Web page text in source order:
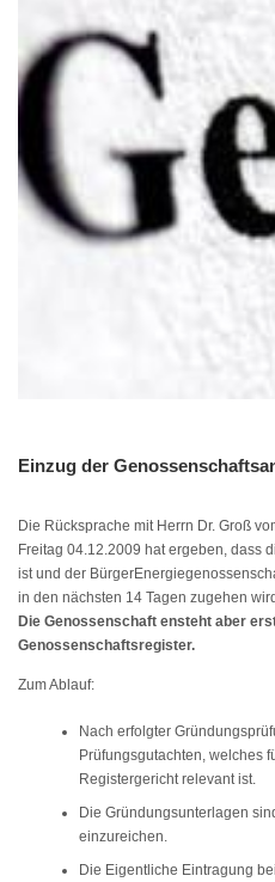
Einzug der
Die Rücksprache mit Herrn Dr. Groß
Freitag 04.12.2009 hat ergeben, dass
ist und der
in den nächsten 14 Tagen zugehen
Die Genossenschaft ensteht aber
Genossenschaftsregister.
Zum Ablauf:
Nach erfolgter
Prüfungsgutachten, welches
Registergericht relevant ist.
Die Gründungsunterlagen
einzureichen.
Die Eigentliche Eintragung